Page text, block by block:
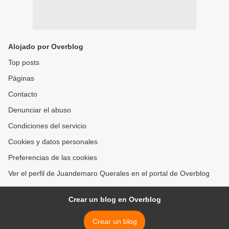
Alojado por Overblog
Top posts
Páginas
Contacto
Denunciar el abuso
Condiciones del servicio
Cookies y datos personales
Preferencias de las cookies
Ver el perfil de Juandemaro Querales en el portal de Overblog
Crear un blog en Overblog
Crear un blog